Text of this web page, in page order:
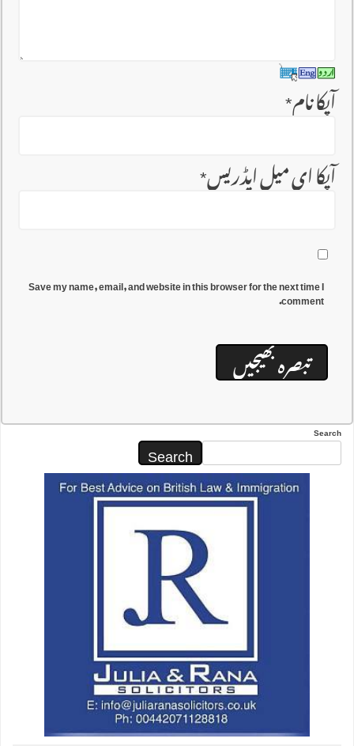
آپکا نام*
آپکا ای میل ایڈریس*
Save my name, email, and website in this browser for the next time I
comment.
Search
Search